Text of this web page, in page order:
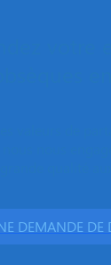
DEMANDE DE